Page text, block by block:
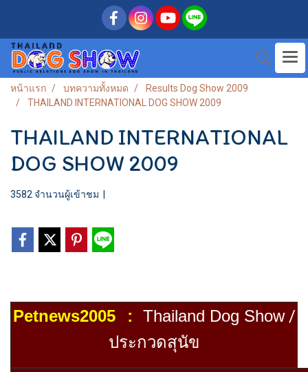
หน้าแรก บทความทั้งหมด
Results Dog Show 2009
THAILAND INTERNATIONAL DOG SHOW 2009
THAILAND INTERNATIONAL
DOG SHOW 2009
3582 จำนวนผู้เข้าชม
Petnews2005: Thailand Dog Show/
ประกวดสุนัข